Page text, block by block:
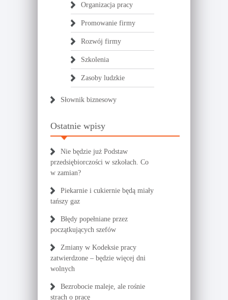
Organizacja pracy
Promowanie firmy
Rozwój firmy
Szkolenia
Zasoby ludzkie
Słownik biznesowy
Ostatnie wpisy
Nie będzie już Podstaw
przedsiębiorczości w szkołach. Co
w zamian?
Piekarnie i cukiernie będą miały
tańszy gaz
Błędy popełniane przez
początkujących szefów
Zmiany w Kodeksie pracy
zatwierdzone – będzie więcej dni
wolnych
Bezrobocie maleje, ale rośnie
strach o pracę